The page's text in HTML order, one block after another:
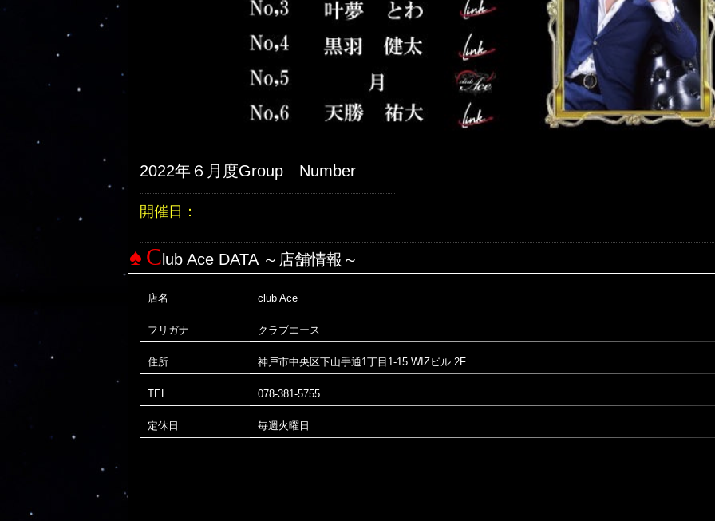
2022年６月度Group Number
開催日：
Club Ace DATA ～店舗情報～
店名 club Ace
フリガナ クラブエース
住所 神戸市中央区下山手通1丁目1-15 WIZビル 2F
TEL 078-381-5755
定休日 毎週火曜日